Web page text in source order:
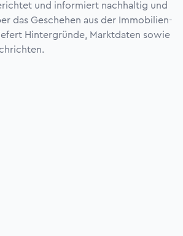
und informiert nachhaltig und
das Geschehen aus der Immobilien-
Hintergründe, Marktdaten sowie